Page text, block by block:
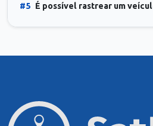
#5 É possível rastrear um